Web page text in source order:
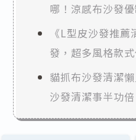
哪！涼感布沙發
《L型皮沙發推
發，超多風格款
貓抓布沙發清潔
沙發清潔事半功倍